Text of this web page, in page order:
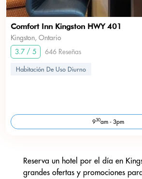
Comfort Inn Kingston HWY 401
Kingston, Ontario
3.7 / 5
646 Reseñas
Habitación De Uso Diurno
930am - 3pm
Reserva un hotel por el día en
grandes ofertas y promociones